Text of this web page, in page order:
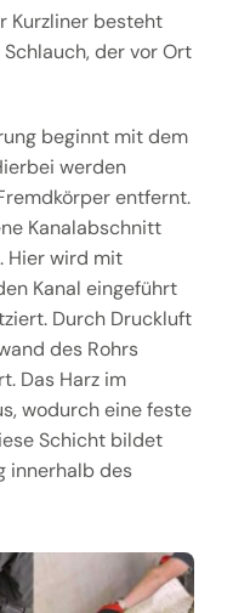
Kurzliner besteht
der vor Ort
beginnt mit dem
werden
entfernt.
Kanalabschnitt
Hier wird mit
Kanal eingeführt
Durch Druckluft
des Rohrs
Das Harz im
wodurch eine feste
Schicht bildet
innerhalb des